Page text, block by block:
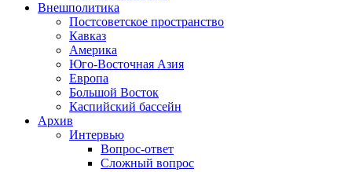
Внешполитика
Постсоветское пространство
Кавказ
Америка
Юго-Восточная Азия
Европа
Большой Восток
Каспийский бассейн
Архив
Интервью
Вопрос-ответ
Сложный вопрос